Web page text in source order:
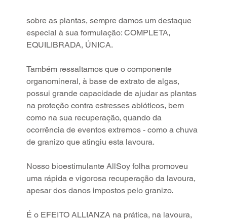
sobre as plantas, sempre damos um destaque
especial à sua formulação: COMPLETA,
EQUILIBRADA, ÚNICA.
Também ressaltamos que o componente
organomineral, à base de extrato de algas,
possui grande capacidade de ajudar as plantas
na proteção contra estresses abióticos, bem
como na sua recuperação, quando da
ocorrência de eventos extremos - como a chuva
de granizo que atingiu esta lavoura.
Nosso bioestimulante AllSoy folha promoveu
uma rápida e vigorosa recuperação da lavoura,
apesar dos danos impostos pelo granizo.
É o EFEITO ALLIANZA na prática, na lavoura,